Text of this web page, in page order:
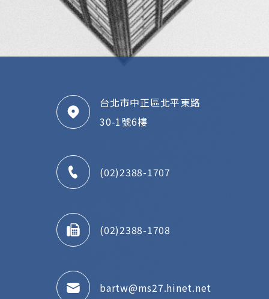
台北市中正區北平東路
30-1號6樓
(02)2388-1707
(02)2388-1708
bartw@ms27.hinet.net